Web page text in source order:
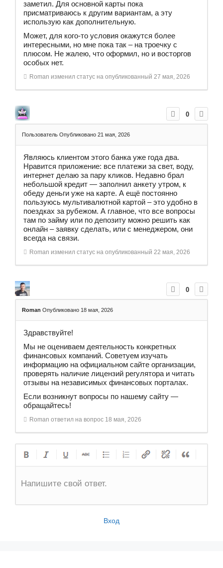
заметил. Для основной карты пока
присматриваюсь к другим вариантам, а эту
использую как дополнительную.
Может, для кого-то условия окажутся более
интересными, но мне пока так – на троечку с
плюсом. Не жалею, что оформил, но и восторгов
особых нет.
Roman изменил статус на опубликованный 27 мая, 2026
0
Пользователь Опубликовано 21 мая, 2026
Являюсь клиентом этого банка уже года два.
Нравится приложение: все платежи за свет, воду,
интернет делаю за пару кликов. Недавно брал
небольшой кредит — заполнил анкету утром, к
обеду деньги уже на карте. А ещё постоянно
пользуюсь мультивалютной картой – это удобно в
поездках за рубежом. А главное, что все вопросы
там по займу или по депозиту можно решить как
онлайн – заявку сделать, или с менеджером, они
всегда на связи.
Roman изменил статус на опубликованный 22 мая, 2026
0
Roman Опубликовано 18 мая, 2026
Здравствуйте!
Мы не оцениваем деятельность конкретных
финансовых компаний. Советуем изучать
информацию на официальном сайте организации,
проверять наличие лицензий регулятора и читать
отзывы на независимых финансовых порталах.
Если возникнут вопросы по нашему сайту —
обращайтесь!
Roman ответил на вопрос 18 мая, 2026
Напишите свой ответ.
Вход